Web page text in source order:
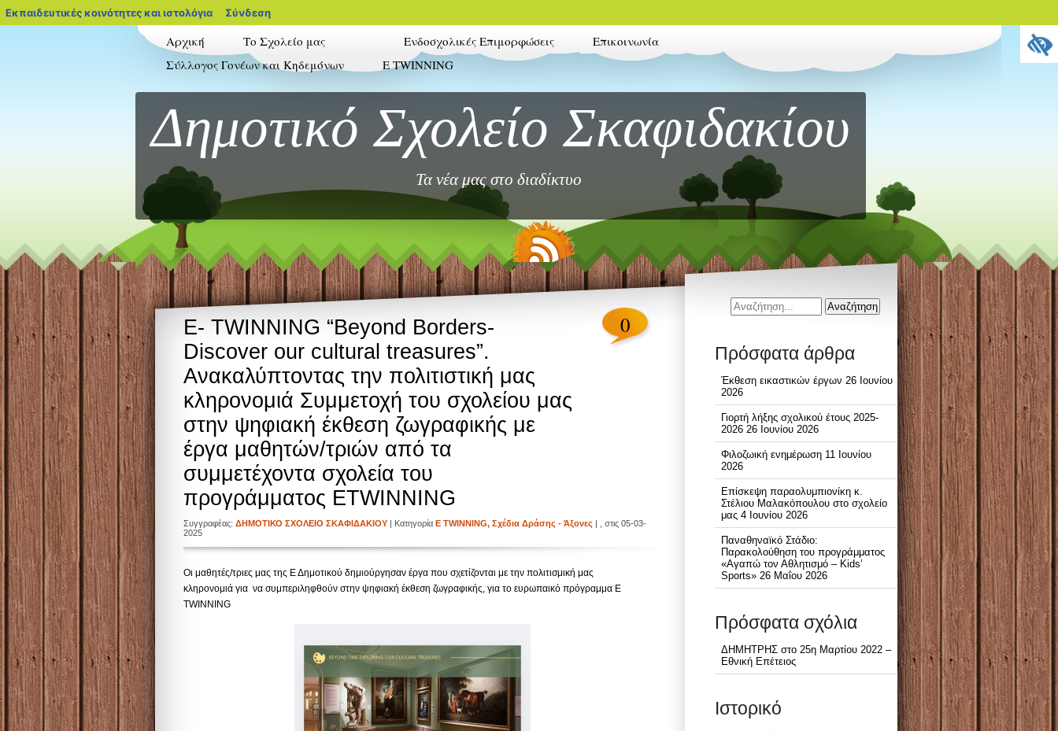
Εκπαιδευτικές κοινότητες και ιστολόγια blogs.sch.gr
Σύνδεση
Αρχική Το Σχολείο μας Ενδοσχολικές Επιμορφώσεις
Επικοινωνία
Σύλλογος Γονέων και Κηδεμόνων
E TWINNING
Δημοτικό Σχολείο Σκαφιδακίου
Τα νέα μας στο διαδίκτυο
E- TWINNING “Beyond Borders-
Discover our cultural treasures”.
Ανακαλύπτοντας την πολιτιστική μας
κληρονομιά Συμμετοχή του σχολείου μας
στην ψηφιακή έκθεση ζωγραφικής με
έργα μαθητών/τριών από τα
συμμετέχοντα σχολεία του
προγράμματος ETWINNING
0
Συγγραφέας: ΔΗΜΟΤΙΚΟ ΣΧΟΛΕΙΟ ΣΚΑΦΙΔΑΚΙΟΥ | Κατηγορία E TWINNING, Σχέδια Δράσης - Άξονες | , στις 05-03-
2025
Oι μαθητές/τριες μας της Ε Δημοτικού δημιούργησαν έργα που σχετίζονται με την πολιτισμική μας
κληρονομιά για να συμπεριληφθούν στην ψηφιακή έκθεση ζωγραφικής, για το ευρωπαικό πρόγραμμα Ε
TWINNING
Πρόσφατα άρθρα
Έκθεση εικαστικών έργων 26 Ιουνίου
2026
Γιορτή λήξης σχολικού έτους 2025-
2026 26 Ιουνίου 2026
Φιλοζωική ενημέρωση 11 Ιουνίου
2026
Επίσκεψη παραολυμπιονίκη κ.
Στέλιου Μαλακόπουλου στο σχολείο
μας 4 Ιουνίου 2026
Παναθηναϊκό Στάδιο:
Παρακολούθηση του προγράμματος
«Αγαπώ τον Αθλητισμό – Kids’
Sports» 26 Μαΐου 2026
Πρόσφατα σχόλια
ΔΗΜΗΤΡΗΣ στο 25η Μαρτίου 2022 –
Εθνική Επέτειος
Ιστορικό